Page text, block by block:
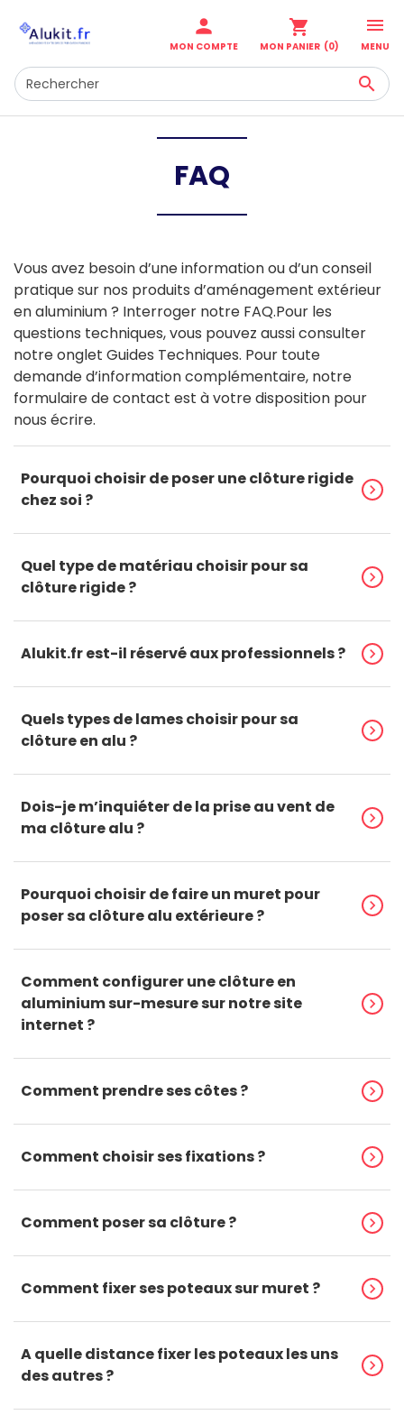
person
MON COMPTE
shopping_cart
MON PANIER (0)

MENU

FAQ
Vous avez besoin d’une information ou d’un conseil
pratique sur nos produits d’aménagement extérieur
en aluminium ? Interroger notre FAQ.Pour les
questions techniques, vous pouvez aussi consulter
notre onglet Guides Techniques. Pour toute
demande d’information complémentaire, notre
formulaire de contact est à votre disposition pour
nous écrire.
Pourquoi choisir de poser une clôture rigide
chez soi ?
chevron_right
Quel type de matériau choisir pour sa
clôture rigide ?
chevron_right
Alukit.fr est-il réservé aux professionnels ? chevron_right
Quels types de lames choisir pour sa
clôture en alu ?
chevron_right
Dois-je m’inquiéter de la prise au vent de
ma clôture alu ?
chevron_right
Pourquoi choisir de faire un muret pour
poser sa clôture alu extérieure ?
chevron_right
Comment configurer une clôture en
aluminium sur-mesure sur notre site
internet ?
chevron_right
Comment prendre ses côtes ? chevron_right
Comment choisir ses fixations ? chevron_right
Comment poser sa clôture ? chevron_right
Comment fixer ses poteaux sur muret ? chevron_right
A quelle distance fixer les poteaux les uns
des autres ?
chevron_right